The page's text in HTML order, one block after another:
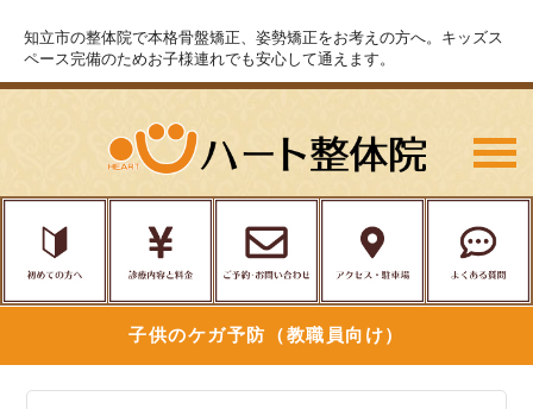
知立市の整体院で本格骨盤矯正、姿勢矯正をお考えの方へ。キッズス
ペース完備のためお子様連れでも安心して通えます。
子供のケガ予防（教職員向け）